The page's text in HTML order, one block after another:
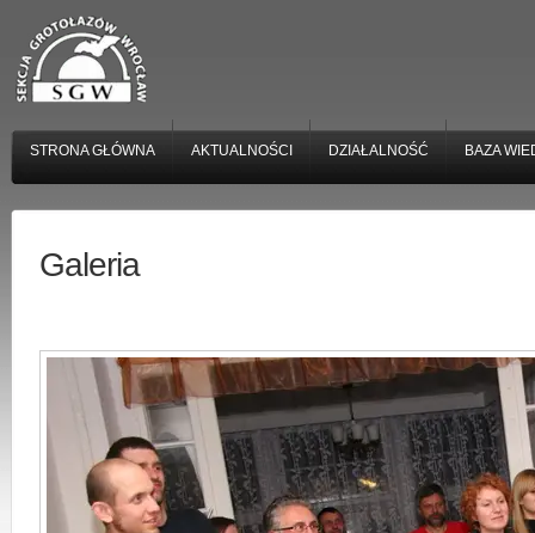
STRONA GŁÓWNA AKTUALNOŚCI DZIAŁALNOŚĆ BAZA
Galeria